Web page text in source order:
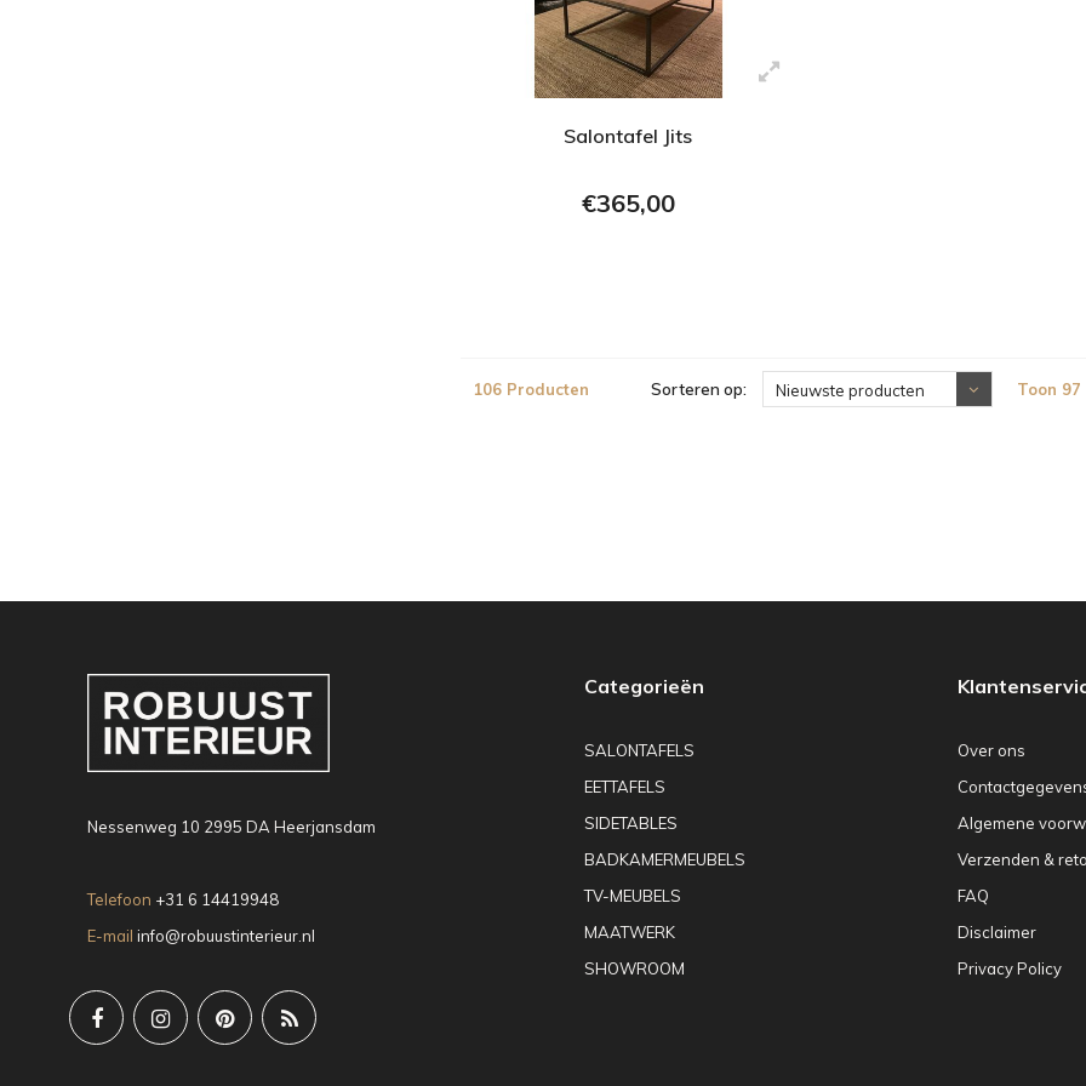
Salontafel Jits
€365,00
106 Producten Sorteren op: Nieuwste producten Toon
Nessenweg 10 2995 DA Heerjansdam
Telefoon +31 6 14419948
E-mail info@robuustinterieur.nl
Categorieën
SALONTAFELS
EETTAFELS
SIDETABLES
BADKAMERMEUBELS
TV-MEUBELS
MAATWERK
SHOWROOM
Over ons
Algemene
Verzenden &
FAQ
Disclaimer
Privacy Policy